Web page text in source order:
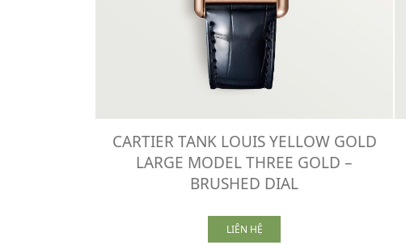
CARTIER TANK LOUIS YELLOW GOLD
LARGE MODEL THREE GOLD –
BRUSHED DIAL
LIÊN HỆ